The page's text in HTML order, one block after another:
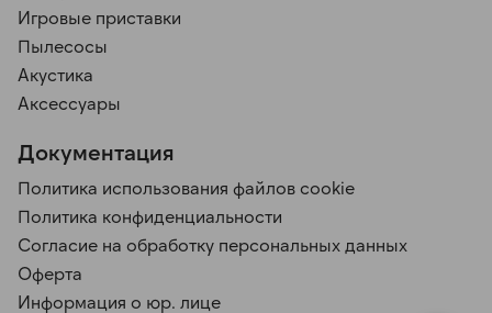
Игровые приставки
Пылесосы
Акустика
Аксессуары
Документация
Политика использования файлов cookie
Политика конфиденциальности
Согласие на обработку персональных данных
Оферта
Информация о юр. лице